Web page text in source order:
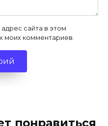
сайта в этом
моих комментариев.
понравиться